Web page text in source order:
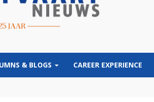
& BLOGS CAREER EXPERIENCE